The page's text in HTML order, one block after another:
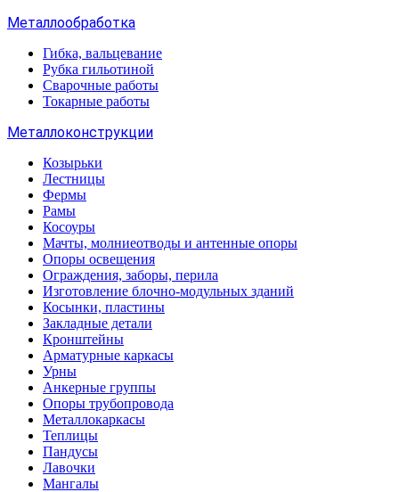
Металлообработка
Гибка, вальцевание
Рубка гильотиной
Сварочные работы
Токарные работы
Металлоконструкции
Козырьки
Лестницы
Фермы
Рамы
Косоуры
Мачты, молниеотводы и антенные опоры
Опоры освещения
Ограждения, заборы, перила
Изготовление блочно-модульных зданий
Косынки, пластины
Закладные детали
Кронштейны
Арматурные каркасы
Урны
Анкерные группы
Опоры трубопровода
Металлокаркасы
Теплицы
Пандусы
Лавочки
Мангалы